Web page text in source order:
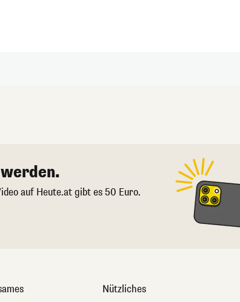
werden.
auf Heute.at gibt es 50 Euro.
Nützliches